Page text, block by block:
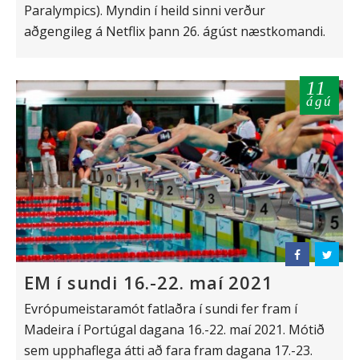
Paralympics). Myndin í heild sinni verður
aðgengileg á Netflix þann 26. ágúst næstkomandi.
11
ágú
EM í sundi 16.-22. maí 2021
Evrópumeistaramót fatlaðra í sundi fer fram í
Madeira í Portúgal dagana 16.-22. maí 2021. Mótið
sem upphaflega átti að fara fram dagana 17.-23.